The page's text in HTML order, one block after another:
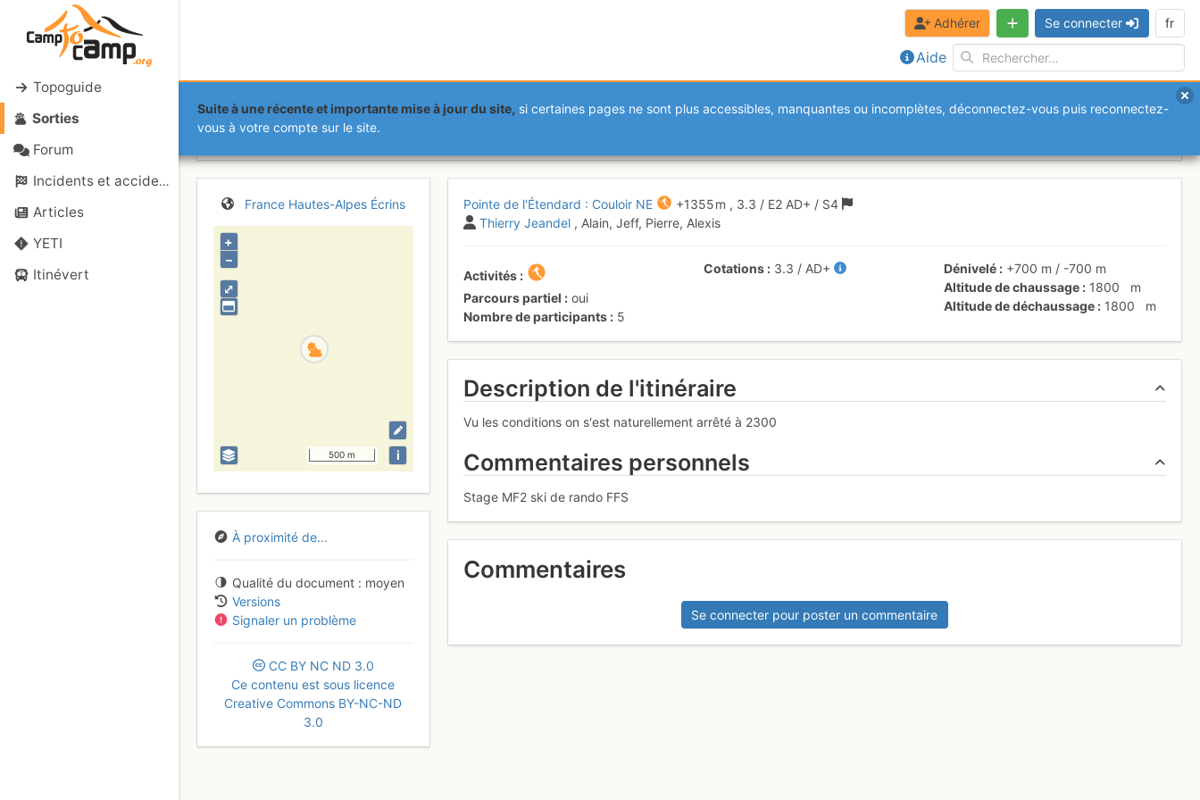
Topoguide
Sorties
Forum
Incidents et accidents
Articles
YETI
Itinévert
Aide
Adhérer Se connecter fr
Suite à une récente et importante mise à jour du site, si certaines pages ne sont plus accessibles, manquantes ou incomplètes, déconnectez-vous puis reconnectez-
vous à votre compte sur le site.
Pointe de l'Étendard : Couloir NE
France Hautes-Alpes Écrins
⤢
+
–
500 m i
À proximité de...
Qualité du document
moyen
Versions
Signaler un problème
CC BY NC ND 3.0
Ce contenu est sous licence
Creative Commons BY-NC-ND
3.0
Pointe de l'Étendard : Couloir NE +1355 m , 3.3 / E2 AD+ / S4
Thierry Jeandel , Alain, Jeff, Pierre, Alexis
Activités
Parcours partiel
oui
Nombre de participants
5
Cotations 3.3 / AD+ Dénivelé +700 m / -700 m
Altitude de chaussage
1800
m
Altitude de déchaussage
1800 m
Description de l'itinéraire
Vu les conditions on s'est naturellement arrêté à 2300
Commentaires personnels
Stage MF2 ski de rando FFS
Commentaires
Se connecter pour poster un commentaire